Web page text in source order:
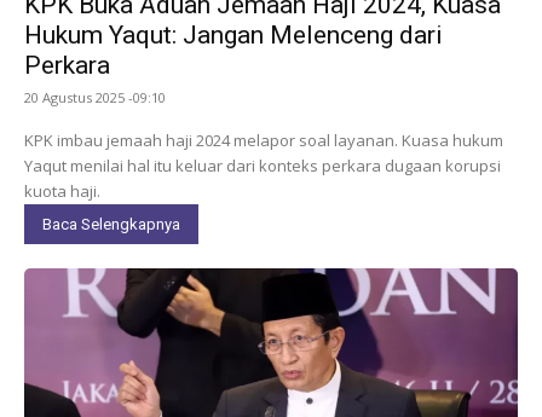
Hukum Yaqut: Jangan Melenceng dari
Perkara
20 Agustus 2025 -09:10
KPK imbau jemaah haji 2024 melapor soal layanan. Kuasa hukum
Yaqut menilai hal itu keluar dari konteks perkara dugaan korupsi
kuota haji.
Baca Selengkapnya